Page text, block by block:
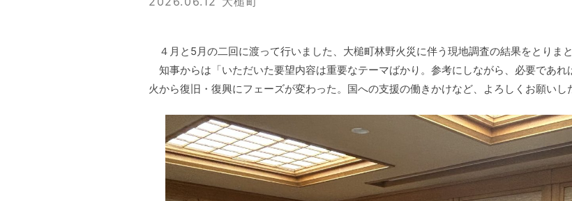
４月と5月の二回に渡って行いました、大槌町林野火災に伴う現地調査の結果をとりま
知事からは「いただいた要望内容は重要なテーマばかり。参考にしながら、必要であ
火から復旧・復興にフェーズが変わった。国への支援の働きかけなど、よろしくお願いし